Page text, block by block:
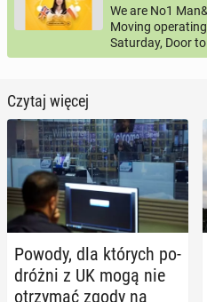
We are No1
Moving
Saturday, Door
Czytaj więcej
Powody, dla których po­
dróż­ni z UK mogą nie
otrzy­mać zgody na